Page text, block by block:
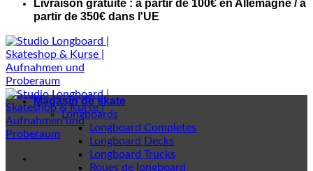
Livraison gratuite : à partir de 100€ en Allemagne / à
partir de 350€ dans l'UE
Magasin de skate
Longboards
Longboard Completes
Longboard Decks
Longboard Trucks
Roues de longboard